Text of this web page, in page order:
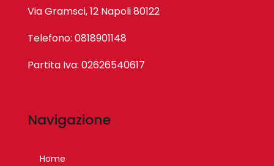
Via Gramsci, 12 Napoli 80122
Telefono: 0818901148
Partita Iva: 02626540617
Navigazione
Home